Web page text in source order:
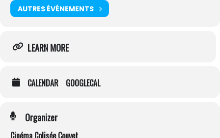
AUTRES ÉVÉNEMENTS
LEARN MORE
CALENDAR GOOGLECAL
Organizer
Cinéma Colisée Couvet